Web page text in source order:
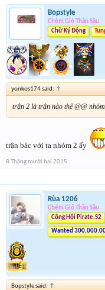
Bopstyle
Chém Gió Thần Sầu
Chữ Ký Động
yonkos174 said: ↑
trận 2 là trận nào thế @@
trận bác với ta nhóm 2 ấy
8 Tháng mười hai 2015
Rùa 1206
Chém Gió Thần Sầu
Công Hội Pirate.S2
Wanted
Bopstyle said: ↑